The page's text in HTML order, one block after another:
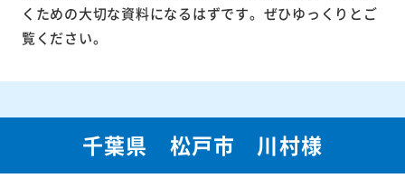
くための大切な資料になるはずです。ぜひゆっくりとご
覧ください。
千葉県 松戸市 川村様